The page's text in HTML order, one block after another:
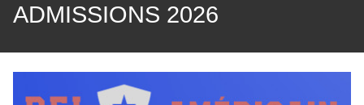
ADMISSIONS 2026